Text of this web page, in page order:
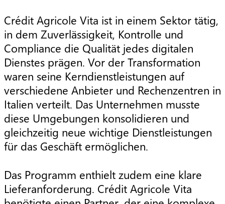
Crédit Agricole Vita ist in einem Sektor tätig,
in dem Zuverlässigkeit, Kontrolle und
Compliance die Qualität jedes digitalen
Dienstes prägen. Vor der Transformation
waren seine Kerndienstleistungen auf
verschiedene Anbieter und Rechenzentren in
Italien verteilt. Das Unternehmen musste
diese Umgebungen konsolidieren und
gleichzeitig neue wichtige Dienstleistungen
für das Geschäft ermöglichen.
Das Programm enthielt zudem eine klare
Lieferanforderung. Crédit Agricole Vita